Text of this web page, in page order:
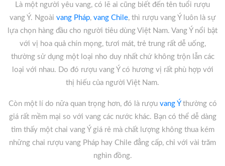
Là một người yêu vang, có lẽ ai cũng biết đến tên tuổi rượu
vang Ý. Ngoài vang Pháp, vang Chile, thì rượu vang Ý luôn là sự
lựa chọn hàng đầu cho người tiêu dùng Việt Nam. Vang Ý nổi bật
với vị hoa quả chín mọng, tươi mát, trẻ trung rất dễ uống,
thường sử dụng một loại nho duy nhất chứ không trộn lẫn các
loại với nhau. Do đó rượu vang Ý có hương vị rất phù hợp với
thị hiếu của người Việt Nam.
Còn một lí do nữa quan trọng hơn, đó là rượu vang Ýthường có
giá rất mềm mại so với vang các nước khác. Bạn có thể dễ dàng
tìm thấy một chai vang Ý giá rẻ mà chất lượng không thua kém
những chai rượu vang Pháp hay Chile đẳng cấp, chỉ với vài trăm
nghìn đồng.